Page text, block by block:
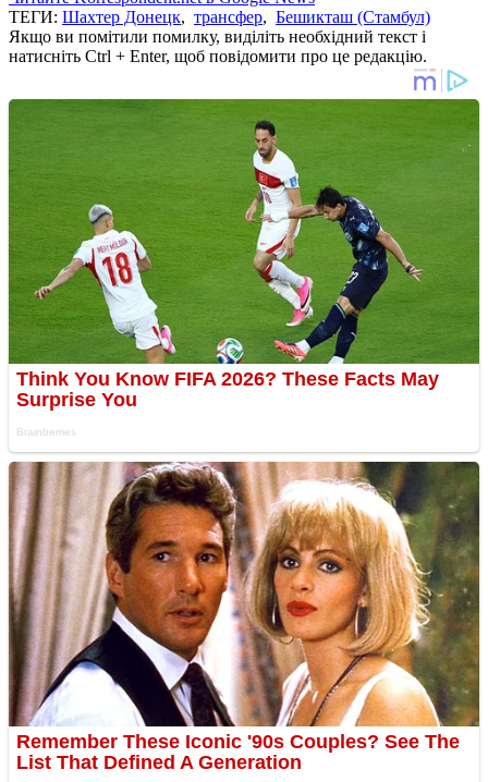
ТЕГИ: Шахтер Донецк, трансфер, Бешикташ (Стамбул)
Якщо ви помітили помилку, виділіть необхідний текст і
натисніть Ctrl + Enter, щоб повідомити про це редакцію.